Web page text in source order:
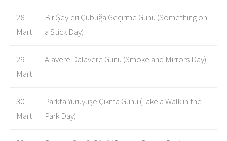
28
Mart
Bir Şeyleri Çubuğa Geçirme Günü (Something on
a Stick Day)
29
Mart
Alavere Dalavere Günü (Smoke and Mirrors Day)
30
Mart
Parkta Yürüyüşe Çıkma Günü (Take a Walk in the
Park Day)